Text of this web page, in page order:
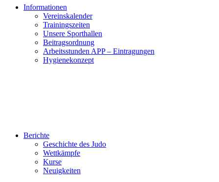
Informationen
Vereinskalender
Trainingszeiten
Unsere Sporthallen
Beitragsordnung
Arbeitsstunden APP – Eintragungen
Hygienekonzept
Berichte
Geschichte des Judo
Wettkämpfe
Kurse
Neuigkeiten